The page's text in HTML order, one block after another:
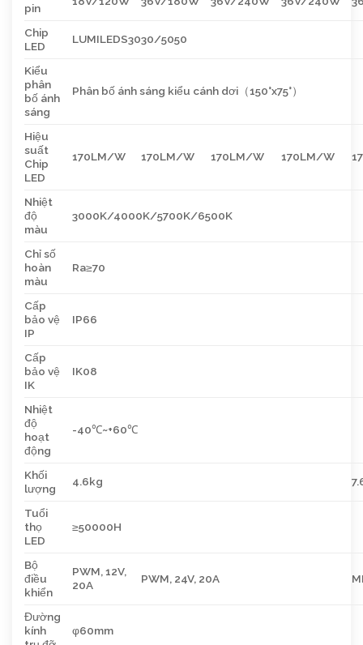
pin
Chip
LED
LUMILEDS3030/5050
Kiểu
phân
bố ánh
sáng
Phân bố ánh sáng kiểu cánh dơi（150°x75°）
Hiệu
suất
Chip
LED
170LM/W 170LM/W 170LM/W 170LM/W
Nhiệt
độ
màu
3000K/4000K/5700K/6500K
Chỉ số
hoàn
màu
Ra≥70
Cấp
bảo vệ
IP
IP66
Cấp
bảo vệ
IK
IK08
Nhiệt
độ
hoạt
động
-40℃~+60℃
Khối
lượng
4.6kg
Tuổi
thọ
LED
≥50000H
Bộ
điều
khiển
PWM, 12V,
20A
PWM, 24V, 20A
Đường
kính
φ60mm